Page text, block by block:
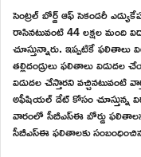
సెంట్రల్ బోర్డ్ ఆఫ్ సెకండరీ
రాసినటువంటి 44 లక్షల మంది
చూస్తున్నారు. ఇప్పటికే
తల్లిదండ్రులు ఫలితాలు
విడుదల చేస్తారని వచ్చినటువంటి
అఫీషియల్ డేట్ కోసం చూస్తున్న
వారంలో సీబీఎస్ఈ బోర్డు ఫలితాలను
సీబీఎస్ఈ ఫలితాలకు